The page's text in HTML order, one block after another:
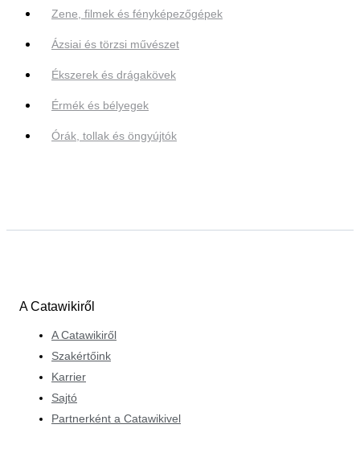
Zene, filmek és fényképezőgépek
Ázsiai és törzsi művészet
Ékszerek és drágakövek
Érmék és bélyegek
Órák, tollak és öngyújtók
A Catawikiről
A Catawikiről
Szakértőink
Karrier
Sajtó
Partnerként a Catawikivel